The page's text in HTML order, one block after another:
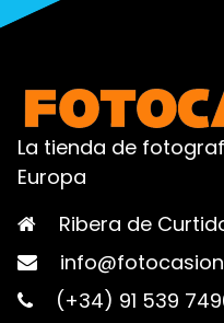
La tienda de
Europa
Ribera de
(+34) 91 539